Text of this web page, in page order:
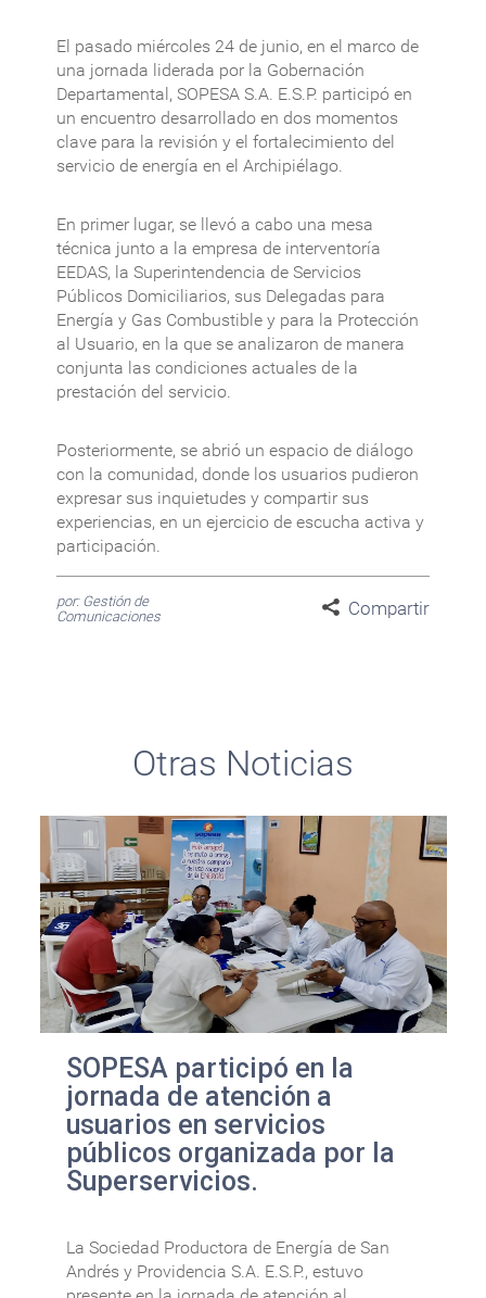
El pasado miércoles 24 de junio, en el marco de
una jornada liderada por la Gobernación
Departamental, SOPESA S.A. E.S.P. participó en
un encuentro desarrollado en dos momentos
clave para la revisión y el fortalecimiento del
servicio de energía en el Archipiélago.
En primer lugar, se llevó a cabo una mesa
técnica junto a la empresa de interventoría
EEDAS, la Superintendencia de Servicios
Públicos Domiciliarios, sus Delegadas para
Energía y Gas Combustible y para la Protección
al Usuario, en la que se analizaron de manera
conjunta las condiciones actuales de la
prestación del servicio.
Posteriormente, se abrió un espacio de diálogo
con la comunidad, donde los usuarios pudieron
expresar sus inquietudes y compartir sus
experiencias, en un ejercicio de escucha activa y
participación.
por: Gestión de
Comunicaciones
Compartir
Otras Noticias
SOPESA participó en la
jornada de atención a
usuarios en servicios
públicos organizada por la
Superservicios.
La Sociedad Productora de Energía de San
Andrés y Providencia S.A. E.S.P., estuvo